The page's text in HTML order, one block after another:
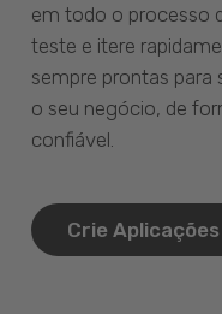
em todo o processo
teste e itere
sempre prontas
o seu negócio, de
confiável.
Crie